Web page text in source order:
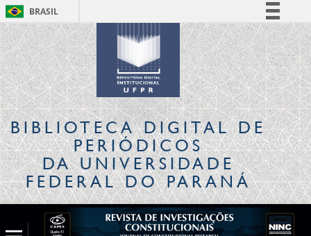
BRASIL
Simplifique!
Comunica BR
Participe
Acesso à informação
Legislação
Canais
BIBLIOTECA DIGITALDE
PERIÓDICOS
DA UNIVERSIDADE
FEDERAL DO PARANÁ